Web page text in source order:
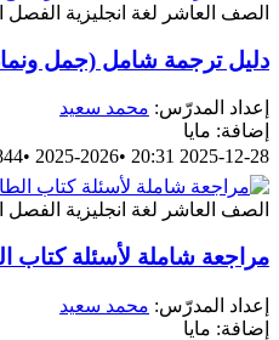
الصف العاشر لغة انجليزية الفصل
دليل ترجمة شامل (جمل
إعداد المدرّس: محمد سعيد
إضافة: مايا
2025-12-28 20:31
•
2025-2026
•
الصف العاشر لغة انجليزية الفصل
مراجعة شاملة لأسئلة كتاب
إعداد المدرّس: محمد سعيد
إضافة: مايا